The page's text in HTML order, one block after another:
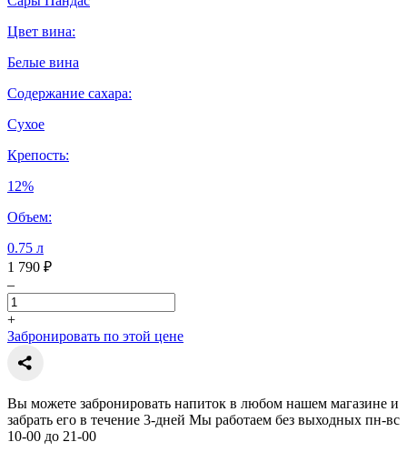
Цвет вина:
Белые вина
Содержание сахара:
Сухое
Крепость:
12%
Объем:
0.75 л
1 790 ₽
–
+
Забронировать по этой цене
Вы можете забронировать напиток в любом нашем магазине и
забрать его в течение 3-дней Мы работаем без выходных пн-вс
10-00 до 21-00